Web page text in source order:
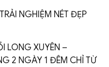
NGHIỆM NÉT ĐẸP
LONG XUYÊN –
2 NGÀY 1 ĐÊM CHỈ TỪ